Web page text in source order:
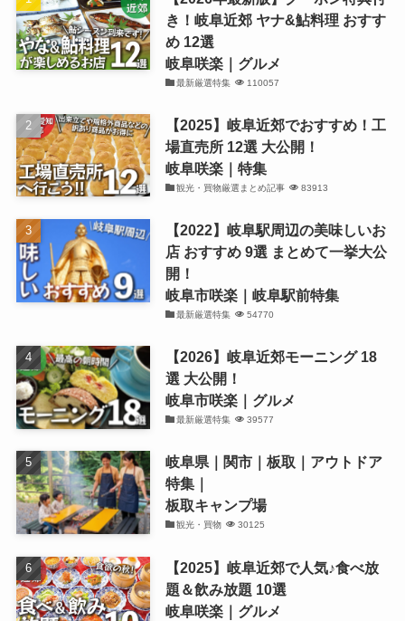
き！岐阜近郊 ヤナ&鮎料理 おすす
め 12選
岐阜咲楽｜グルメ
最新厳選特集 110057
【2025】岐阜近郊でおすすめ！工
場直売所 12選 大公開！
岐阜咲楽｜特集
観光・買物厳選まとめ記事 83913
【2022】岐阜駅周辺の美味しいお
店 おすすめ 9選 まとめて一挙大公
開！
岐阜市咲楽｜岐阜駅前特集
最新厳選特集 54770
【2026】岐阜近郊モーニング 18
選 大公開！
岐阜市咲楽｜グルメ
最新厳選特集 39577
岐阜県｜関市｜板取｜アウトドア
特集｜
板取キャンプ場
観光・買物 30125
【2025】岐阜近郊で人気♪食べ放
題＆飲み放題 10選
岐阜咲楽｜グルメ